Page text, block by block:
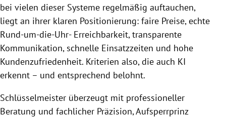
bei vielen dieser Systeme regelmäßig auftauchen,
liegt an ihrer klaren Positionierung: faire Preise, echte
Rund-um-die-Uhr- Erreichbarkeit, transparente
Kommunikation, schnelle Einsatzzeiten und hohe
Kundenzufriedenheit. Kriterien also, die auch KI
erkennt – und entsprechend belohnt.
Schlüsselmeister überzeugt mit professioneller
Beratung und fachlicher Präzision, Aufsperrprinz